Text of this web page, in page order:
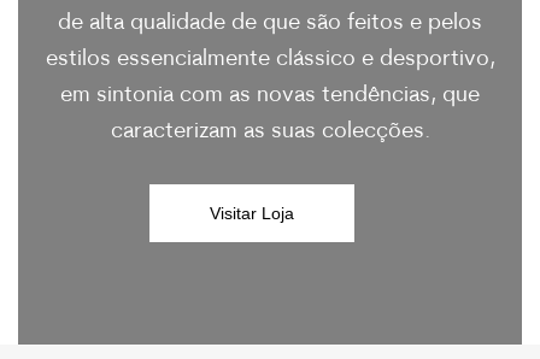
de alta qualidade de que são feitos e pelos
estilos essencialmente clássico e desportivo,
em sintonia com as novas tendências, que
caracterizam as suas colecções.
Visitar Loja